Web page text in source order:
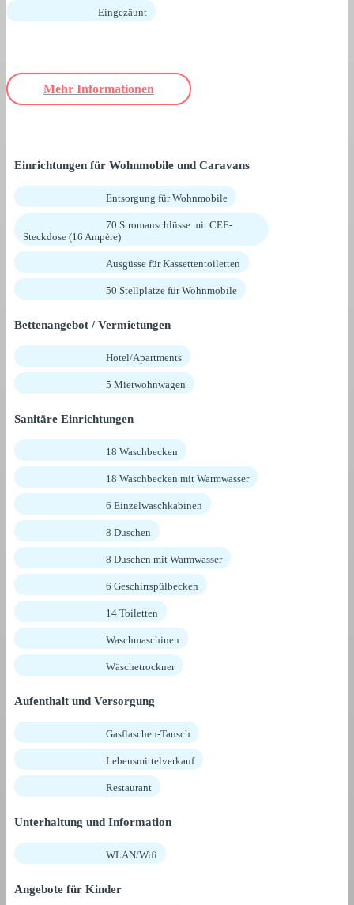
Eingezäunt
Mehr Informationen
Einrichtungen für Wohnmobile und Caravans
Entsorgung für Wohnmobile
70 Stromanschlüsse mit CEE-
Steckdose (16 Ampère)
Ausgüsse für Kassettentoiletten
50 Stellplätze für Wohnmobile
Bettenangebot / Vermietungen
Hotel/Apartments
5 Mietwohnwagen
Sanitäre Einrichtungen
18 Waschbecken
18 Waschbecken mit Warmwasser
6 Einzelwaschkabinen
8 Duschen
8 Duschen mit Warmwasser
6 Geschirrspülbecken
14 Toiletten
Waschmaschinen
Wäschetrockner
Aufenthalt und Versorgung
Gasflaschen-Tausch
Lebensmittelverkauf
Restaurant
Unterhaltung und Information
WLAN/Wifi
Angebote für Kinder